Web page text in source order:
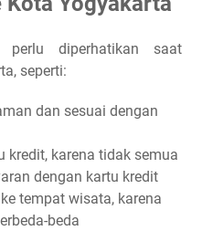
diperhatikan saat
seperti:
dan sesuai dengan
kredit, karena tidak semua
dengan kartu kredit
tempat wisata, karena
beda